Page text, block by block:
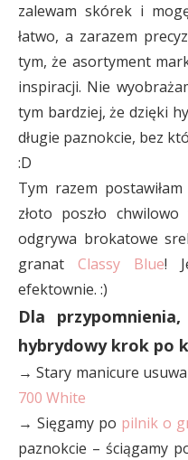
zalewam skórek i
łatwo, a zarazem
tym, że asortyment
inspiracji. Nie
tym bardziej, że dzięki
długie paznokcie, bez
:D
Tym razem
złoto poszło
odgrywa brokatowe
granat Classy Blue!
efektownie. :)
Dla
hybrydowy krok po
→ Stary manicure
700 White
→ Sięgamy po pilnik o
paznokcie – ściągamy